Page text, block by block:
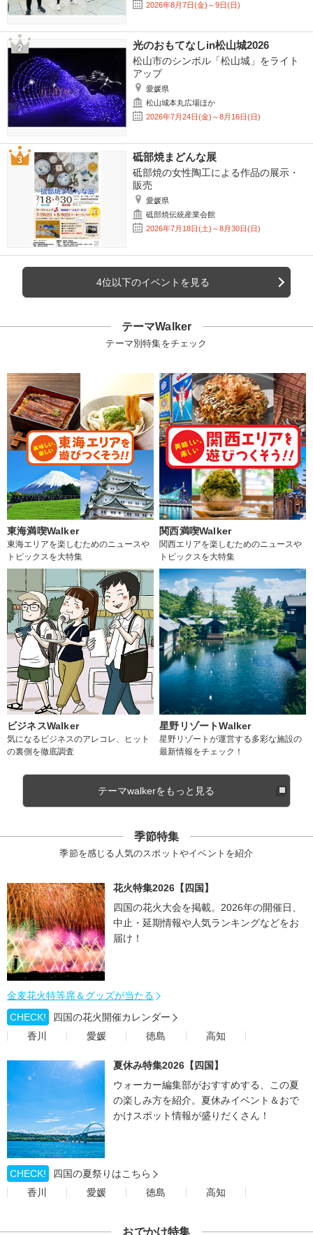
2026年8月7日(金)～9日(日)
光のおもてなしin松山城2026
松山市のシンボル「松山城」をライト
アップ
愛媛県
松山城本丸広場ほか
2026年7月24日(金)～8月16日(日)
砥部焼まどんな展
砥部焼の女性陶工による作品の展示・
販売
愛媛県
砥部焼伝統産業会館
2026年7月18日(土)～8月30日(日)
4位以下のイベントを見る
テーマWalker
テーマ別特集をチェック
東海満喫Walker
東海エリアを楽しむためのニュースや
トピックスを大特集
関西満喫Walker
関西エリアを楽しむためのニュースや
トピックスを大特集
ビジネスWalker
気になるビジネスのアレコレ、ヒット
の裏側を徹底調査
星野リゾートWalker
星野リゾートが運営する多彩な施設の
最新情報をチェック！
テーマwalkerをもっと見る
季節特集
季節を感じる人気のスポットやイベントを紹介
花火特集2026【四国】
四国の花火大会を掲載。2026年の開催日、
中止・延期情報や人気ランキングなどをお
届け！
金麦花火特等席＆グッズが当たる
CHECK!
四国の花火開催カレンダー
香川
愛媛 徳島 高知
夏休み特集2026【四国】
ウォーカー編集部がおすすめする、この夏
の楽しみ方を紹介。夏休みイベント＆おで
かけスポット情報が盛りだくさん！
CHECK!
四国の夏祭りはこちら
香川
愛媛 徳島 高知
おでかけ特集